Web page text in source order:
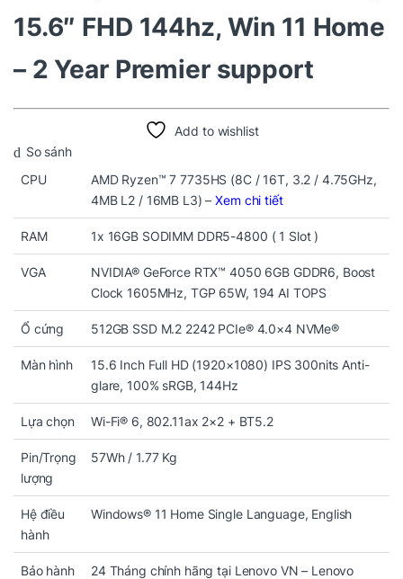
15.6″ FHD 144hz, Win 11 Home
– 2 Year Premier support
Add to wishlist
So sánh
CPU
AMD Ryzen™ 7 7735HS (8C / 16T, 3.2 / 4.75GHz,
4MB L2 / 16MB L3) –Xem chi tiết
RAM 1x 16GB SODIMM DDR5-4800 ( 1 Slot )
VGA
NVIDIA® GeForce RTX™ 4050 6GB GDDR6, Boost
Clock 1605MHz, TGP 65W, 194 AI TOPS
Ổ cứng 512GB SSD M.2 2242 PCIe® 4.0×4 NVMe®
Màn hình
15.6 Inch Full HD (1920×1080) IPS 300nits Anti-
glare, 100% sRGB, 144Hz
Lựa chọn Wi-Fi® 6, 802.11ax 2×2 + BT5.2
Pin/Trọng
lượng
57Wh / 1.77 Kg
Hệ điều
hành
Windows® 11 Home Single Language, English
Bảo hành 24 Tháng chính hãng tại Lenovo VN – Lenovo